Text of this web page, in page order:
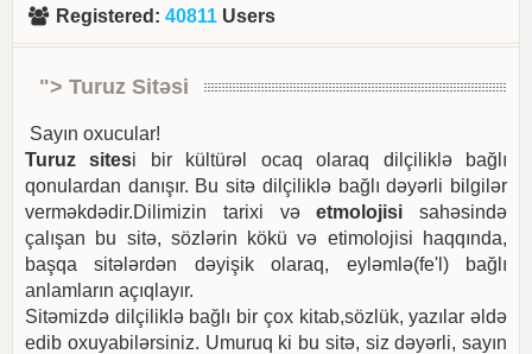
Registered :40811 Users
"> Turuz Sitəsi
Sayın oxucular!
Turuz sitesi bir kültürəl ocaq olaraq dilçiliklə bağlı
qonulardan danışır. Bu sitə dilçiliklə bağlı dəyərli bilgilər
verməkdədir.Dilimizin tarixi vəetmolojisi sahəsində
çalışan bu sitə, sözlərin kökü və etimolojisi haqqında,
başqa sitələrdən dəyişik olaraq, eyləmlə(fe'l) bağlı
anlamların açıqlayır.
Sitəmizdə dilçiliklə bağlı bir çox kitab,sözlük, yazılar əldə
edib oxuyabilərsiniz. Umuruq ki bu sitə, siz dəyərli, sayın